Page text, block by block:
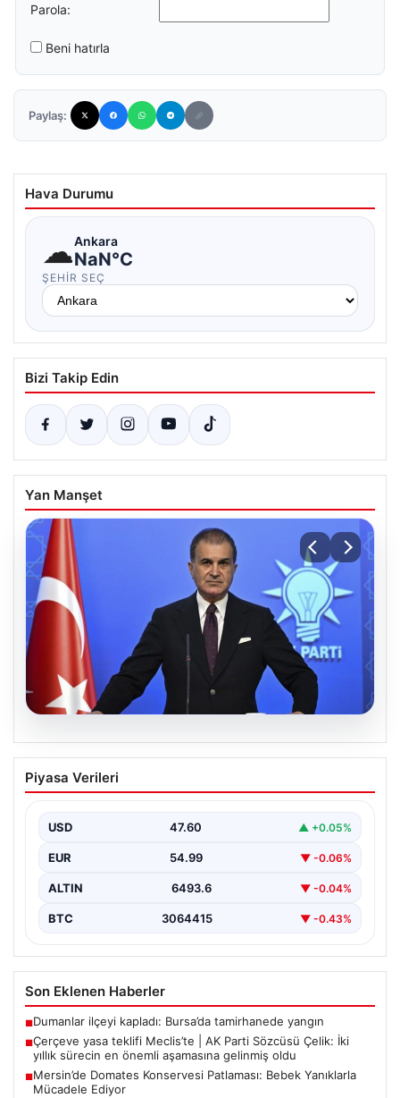
Parola:
Beni hatırla
Paylaş:
Hava Durumu
☁Ankara
NaN°C
ŞEHIR SEÇ
Bizi Takip Edin
Yan Manşet
05.08.2026
Çerçeve yasa teklifi Meclis’te | AK Parti
Sözcüsü Çelik: İki yıllık sürecin en
Piyasa Verileri
USD 47.60 ▲ +0.05%
EUR 54.99 ▼ -0.06%
ALTIN 6493.6 ▼ -0.04%
BTC 3064415 ▼ -0.43%
Son Eklenen Haberler
■Dumanlar ilçeyi kapladı: Bursa’da tamirhanede yangın
■Çerçeve yasa teklifi Meclis’te | AK Parti Sözcüsü Çelik: İki
yıllık sürecin en önemli aşamasına gelinmiş oldu
■Mersin’de Domates Konservesi Patlaması: Bebek Yanıklarla
Mücadele Ediyor